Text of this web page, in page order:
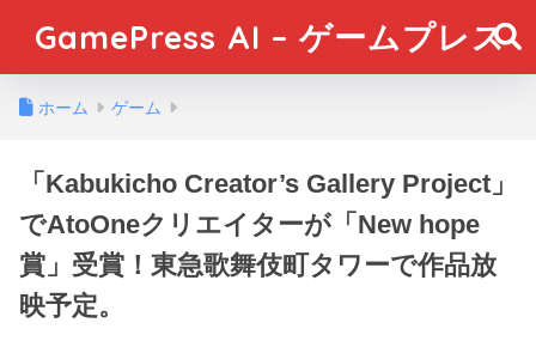
GamePress AI – ゲームプレス
ホーム ゲーム
「Kabukicho Creator’s Gallery Project」
でAtoOneクリエイターが「New hope
賞」受賞！東急歌舞伎町タワーで作品放
映予定。